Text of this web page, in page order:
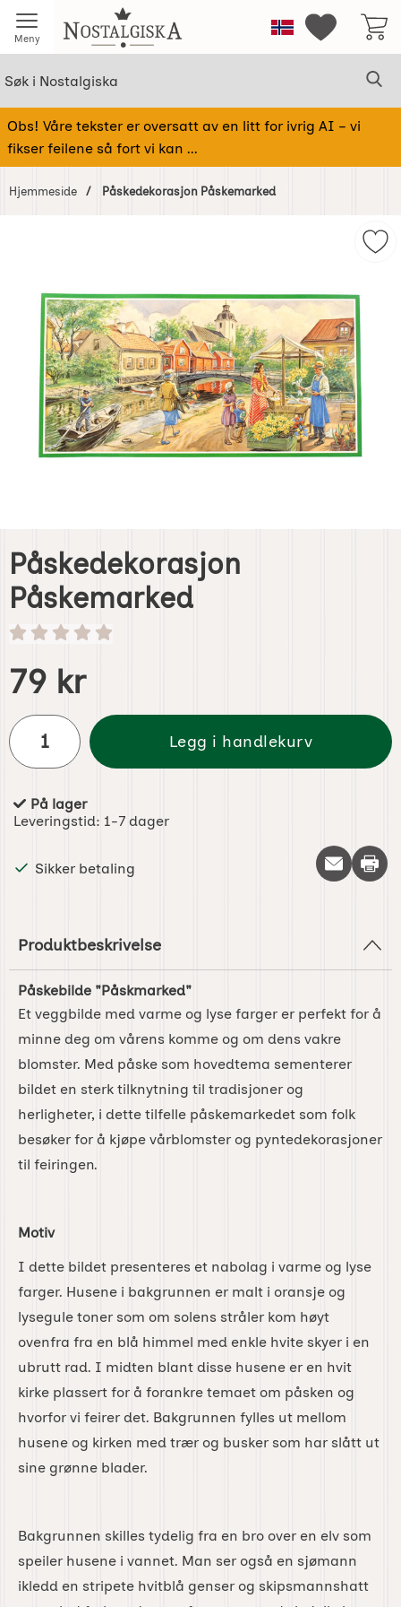
Meny Startsiden for NostalgiskaNorge Mine
Obs! Våre tekster er oversatt av en litt for ivrig AI – vi
fikser feilene så fort vi kan ...
Hjemmeside Påskedekorasjon Påskemarked
Påskedekorasjon
Påskemarked
Handle dette produktet, Påskedekorasjon Påskemarked
pris
79 kr
antall
Legg i handlekurv
Produkttilgjengelighet:
På lager
Leveringstid: 1-7 dager
Sikker betaling Skriv
Produktbeskrivelse
Påskebilde "Påskmarked"
Et veggbilde med varme og lyse farger er perfekt for å
minne deg om vårens komme og om dens vakre
blomster. Med påske som hovedtema sementerer
bildet en sterk tilknytning til tradisjoner og
herligheter, i dette tilfelle påskemarkedet som folk
besøker for å kjøpe vårblomster og pyntedekorasjoner
til feiringen.
Motiv
I dette bildet presenteres et nabolag i varme og lyse
farger. Husene i bakgrunnen er malt i oransje og
lysegule toner som om solens stråler kom høyt
ovenfra fra en blå himmel med enkle hvite skyer i en
ubrutt rad. I midten blant disse husene er en hvit
kirke plassert for å forankre temaet om påsken og
hvorfor vi feirer det. Bakgrunnen fylles ut mellom
husene og kirken med trær og busker som har slått ut
sine grønne blader.
Bakgrunnen skilles tydelig fra en bro over en elv som
speiler husene i vannet. Man ser også en sjømann
ikledd en stripete hvitblå genser og skipsmannshatt